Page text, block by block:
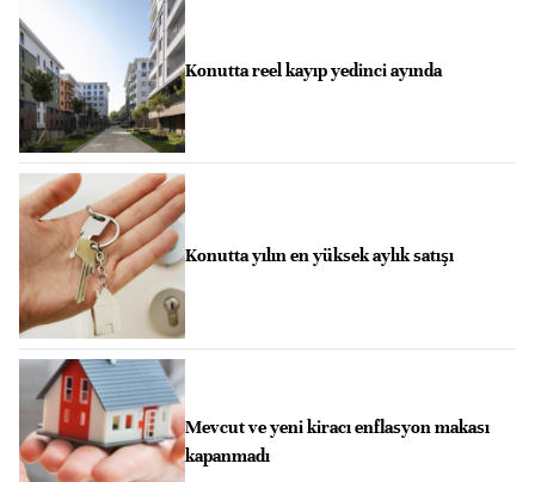
Konutta reel kayıp yedinci ayında
Konutta yılın en yüksek aylık satışı
Mevcut ve yeni kiracı enflasyon makası
kapanmadı